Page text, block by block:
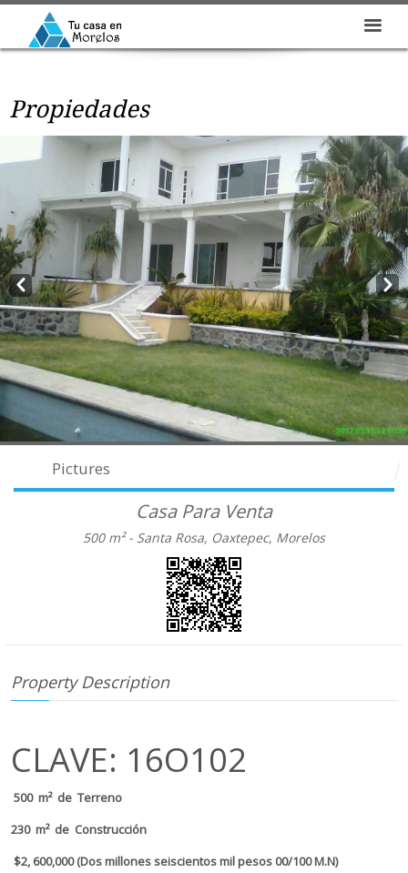
Propiedades
Prev Next
Pictures
Casa Para Venta
500 m² - Santa Rosa, Oaxtepec, Morelos
Property Description
CLAVE: 16O102
500 m² de Terreno
230 m² de Construcción
$2, 600,000 (Dos millones seiscientos mil pesos 00/100 M.N)